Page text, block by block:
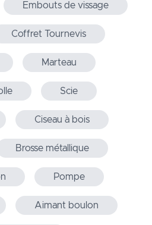
Embouts de vissage
Coffret Tournevis
Marteau
Scie
Ciseau à bois
Brosse métallique
Pompe
Aimant boulon